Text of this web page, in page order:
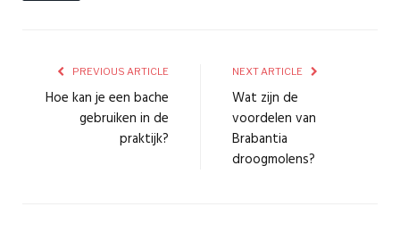
PREVIOUS ARTICLE
Hoe kan je een bache
gebruiken in de
praktijk?
NEXT ARTICLE
Wat zijn de
voordelen van
Brabantia
droogmolens?